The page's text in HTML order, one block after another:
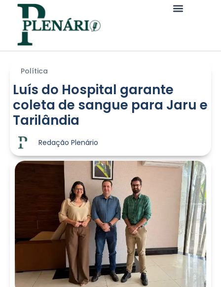
Política
Luís do Hospital garante
coleta de sangue para Jaru e
Tarilândia
Redação Plenário